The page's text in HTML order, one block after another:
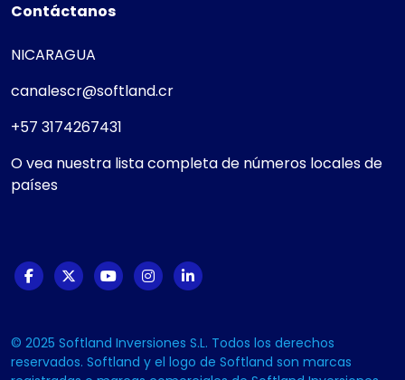
Contáctanos
NICARAGUA
canalescr@softland.cr
+57 3174267431
O vea nuestra lista completa de números locales de
países
© 2025 Softland Inversiones S.L. Todos los derechos
reservados. Softland y el logo de Softland son marcas